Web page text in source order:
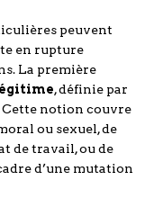
peuvent
en rupture
La première
, définie par
Cette notion couvre
ou sexuel, de
de travail, ou de
d’une mutation